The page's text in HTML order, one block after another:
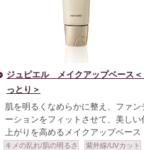
ジュピエル メイクアップベース＜
っとり＞
肌を明るくなめらかに整え、ファン
ーションをフィットさせて、美しい
上がりを高めるメイクアップベース
キメの乱れ/肌の明るさ
紫外線/UVカット